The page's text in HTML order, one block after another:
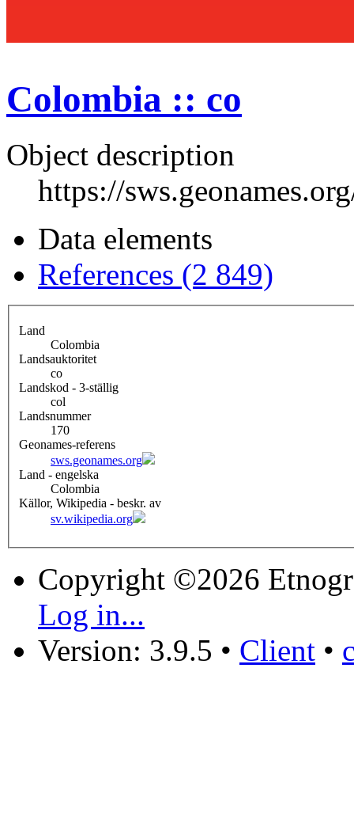
Colombia :: co
Object description
https://
Data elements
References (2 849)
Land
Colombia
Landsauktoritet
co
Landskod - 3-ställig
col
Landsnummer
170
Geonames-referens
sws.geonames.org
Land - engelska
Colombia
Källor, Wikipedia - beskr. av
sv.wikipedia.org
Copyright ©2026
Log in...
Version: 3.9.5 • Client •